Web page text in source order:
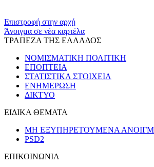
Επιστροφή στην αρχή
Άνοιγμα σε νέα καρτέλα
ΤΡΑΠΕΖΑ ΤΗΣ ΕΛΛΑΔΟΣ
ΝΟΜΙΣΜΑΤΙΚΗ ΠΟΛΙΤΙΚΗ
ΕΠΟΠΤΕΙΑ
ΣΤΑΤΙΣΤΙΚΑ ΣΤΟΙΧΕΙΑ
ΕΝΗΜΕΡΩΣΗ
ΔΙΚΤΥΟ
ΕΙΔΙΚΑ ΘΕΜΑΤΑ
ΜΗ ΕΞΥΠΗΡΕΤΟΥΜΕΝΑ
PSD2
ΕΠΙΚΟΙΝΩΝΙΑ